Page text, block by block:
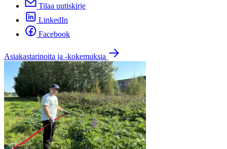
Tilaa uutiskirje
LinkedIn
Facebook
Asiakastarinoita ja -kokemuksia